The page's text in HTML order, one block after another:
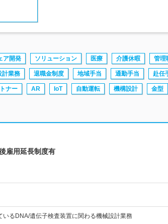
ア開発 ソリューション 医療 介護休暇 管理
計業務 退職金制度 地域手当 通勤手当 赴任
ナー AR IoT 自動運転 機構設計 金型
雇用延長制度有
るDNA/遺伝子検査装置に関わる機械設計業務